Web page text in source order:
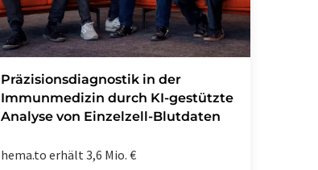
Präzisionsdiagnostik in der
Immunmedizin durch KI-gestützte
Analyse von Einzelzell-Blutdaten
hema.to erhält 3,6 Mio. €